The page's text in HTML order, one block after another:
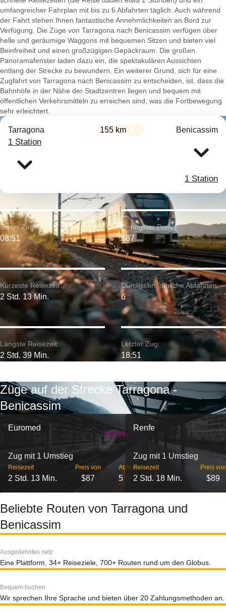
umfangreicher Fahrplan mit bis zu 6 Abfahrten täglich. Auch während
der Fahrt stehen Ihnen fantastische Annehmlichkeiten an Bord zur
Verfügung. Die Züge von Tarragona nach Benicassim verfügen über
helle und geräumige Waggons mit bequemen Sitzen und bieten viel
Beinfreiheit und einen großzügigen Gepäckraum. Die großen
Panoramafenster laden dazu ein, die spektakulären Aussichten
entlang der Strecke zu bewundern. Ein weiterer Grund, sich für eine
Zugfahrt von Tarragona nach Benicassim zu entscheiden, ist, dass die
Bahnhöfe in der Nähe der Stadtzentren liegen und bequem mit
öffentlichen Verkehrsmitteln zu erreichen sind, was die Fortbewegung
sehr erleichtert.
Tarragona 155 km Benicassim
1 Station
1 Station
Kürzeste Reisezeit:
2 Std. 13 Min.
Erster Zug:
08:51
Längste Reisezeit:
2 Std. 39 Min.
Geringster Preis:
$87
Durchschn. tägliche Abfahrten:
6
Letzter Zug:
18:51
Züge auf der Strecke Tarragona -
Benicassim
Euromed
Zug mit 1 Umstieg
Reisezeit
2 Std. 13 Min.
Preis von
$87
Abflüge
5
Renfe
Zug mit 1 Umstieg
Reisezeit
2 Std. 18 Min.
Preis von
$89
Beliebte Routen von Tarragona und
Benicassim
Ausgedehntes netz
Eine Plattform, 34+ Reiseziele, 700+ Routen rund um den Globus.
Bequem buchen
Wir sprechen Ihre Sprache und bieten über 20 Zahlungsmethoden an.